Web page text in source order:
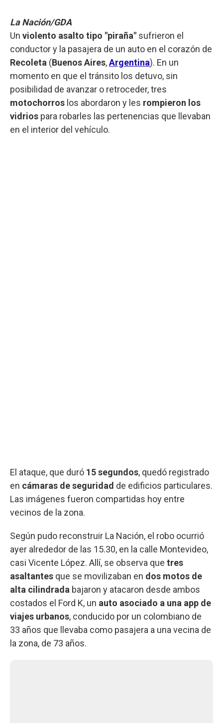
La Nación/GDA
Un violento asalto tipo "piraña" sufrieron el
conductor y la pasajera de un auto en el corazón de
Recoleta (Buenos Aires,Argentina). En un
momento en que el tránsito los detuvo, sin
posibilidad de avanzar o retroceder, tres
motochorros los abordaron y les rompieron los
vidrios para robarles las pertenencias que llevaban
en el interior del vehículo.
El ataque, que duró 15 segundos, quedó registrado
en cámaras de seguridad de edificios particulares.
Las imágenes fueron compartidas hoy entre
vecinos de la zona.
Según pudo reconstruir La Nación, el robo ocurrió
ayer alrededor de las 15.30, en la calle Montevideo,
casi Vicente López. Allí, se observa que tres
asaltantes que se movilizaban en dos motos de
alta cilindrada bajaron y atacaron desde ambos
costados el Ford K, un auto asociado a una app de
viajes urbanos, conducido por un colombiano de
33 años que llevaba como pasajera a una vecina de
la zona, de 73 años.